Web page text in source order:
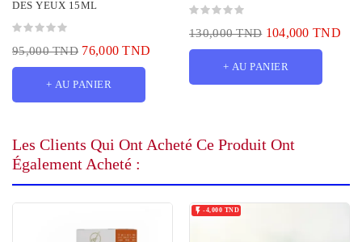
DES YEUX 15ML
95,000 TND 76,000 TND
+ AU PANIER
130,000 TND 104,000 TND
+ AU PANIER
Les Clients Qui Ont Acheté Ce Produit Ont
Également Acheté :
 -4,000 TND